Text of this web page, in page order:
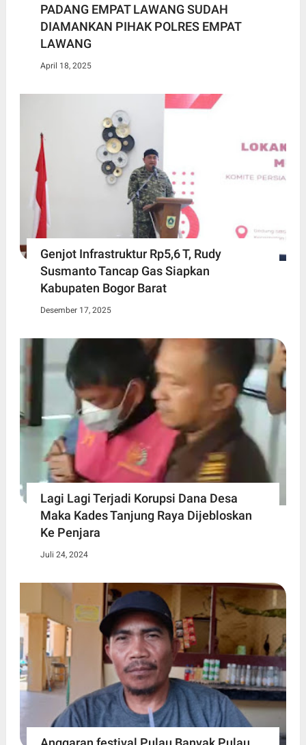
PADANG EMPAT LAWANG SUDAH
DIAMANKAN PIHAK POLRES EMPAT
LAWANG
April 18, 2025
Genjot Infrastruktur Rp5,6 T, Rudy
Susmanto Tancap Gas Siapkan
Kabupaten Bogor Barat
Desember 17, 2025
Lagi Lagi Terjadi Korupsi Dana Desa
Maka Kades Tanjung Raya Dijebloskan
Ke Penjara
Juli 24, 2024